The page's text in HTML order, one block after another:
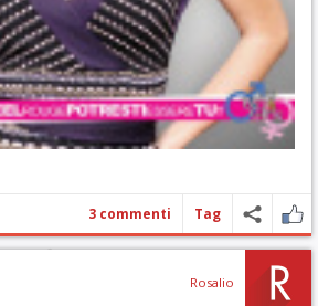
3 commenti Tag
Rosalio